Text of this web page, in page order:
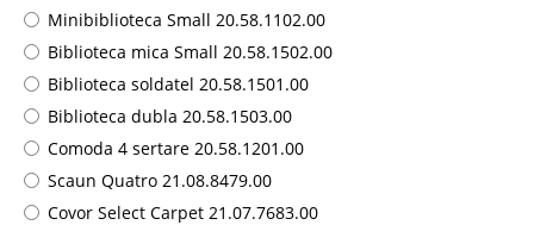
Minibiblioteca Small 20.58.1102.00
Biblioteca mica Small 20.58.1502.00
Biblioteca soldatel 20.58.1501.00
Biblioteca dubla 20.58.1503.00
Comoda 4 sertare 20.58.1201.00
Scaun Quatro 21.08.8479.00
Covor Select Carpet ​​21.07.7683.00